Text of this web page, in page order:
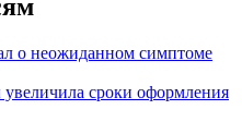
о неожиданном симптоме
сроки оформления